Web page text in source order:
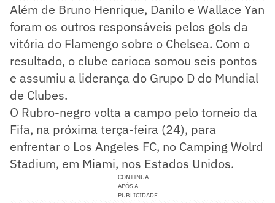
Além de Bruno Henrique, Danilo e Wallace Yan
foram os outros responsáveis pelos gols da
vitória do Flamengo sobre o Chelsea. Com o
resultado, o clube carioca somou seis pontos
e assumiu a liderança do Grupo D do Mundial
de Clubes.
O Rubro-negro volta a campo pelo torneio da
Fifa, na próxima terça-feira (24), para
enfrentar o Los Angeles FC, no Camping Wolrd
Stadium, em Miami, nos Estados Unidos.
CONTINUA
APÓS A
PUBLICIDADE